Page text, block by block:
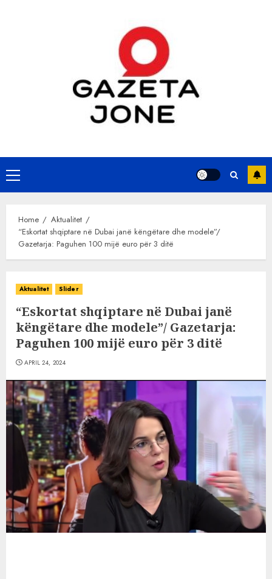
Primary
Menu
Home
Aktualitet
“Eskortat shqiptare në Dubai janë këngëtare dhe modele”/
Gazetarja: Paguhen 100 mijë euro për 3 ditë
Aktualitet Slider
“Eskortat shqiptare në Dubai janë
këngëtare dhe modele”/ Gazetarja:
Paguhen 100 mijë euro për 3 ditë
APRIL 24, 2024